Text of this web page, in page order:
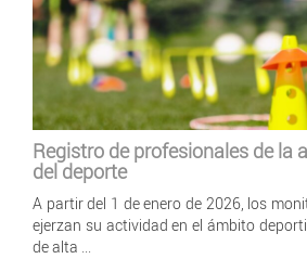
Registro de profesionales de la
del deporte
A partir del 1 de enero de 2026, los
ejerzan su actividad en el ámbito
de alta ...